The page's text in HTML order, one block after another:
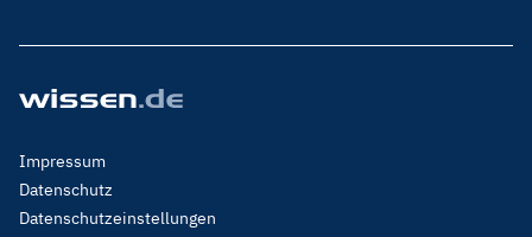
Footer
Menu
Legal
Impressum
Datenschutz
Datenschutzeinstellungen